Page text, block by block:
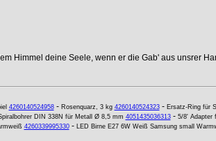
Himmel deine Seele, wenn er die Gab' aus unsrer
4260140524958- Rosenquarz, 3 kg 4260140524323- Ersatz-Ring für
DIN 338N für Metall Ø 8,5 mm 4051435036313- 5/8' Adapter
4260339995330- LED Birne E27 6W Weiß Samsung small